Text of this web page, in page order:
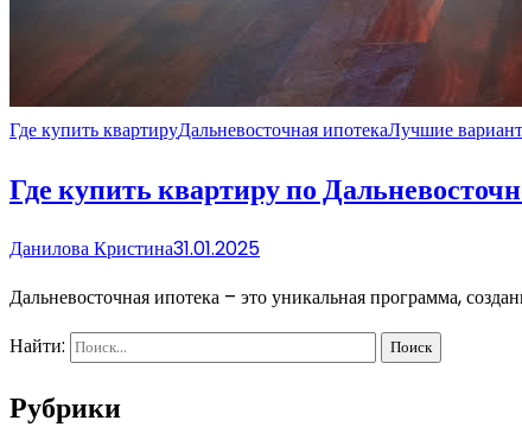
Где купить квартируДальневосточная ипотекаЛучшие
Где купить квартиру по
Данилова Кристина31.01.2025
Дальневосточная ипотека – это уникальная программа,
Найти:
Рубрики